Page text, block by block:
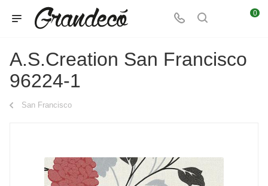
0
A.S.Creation San Francisco
96224-1
San Francisco